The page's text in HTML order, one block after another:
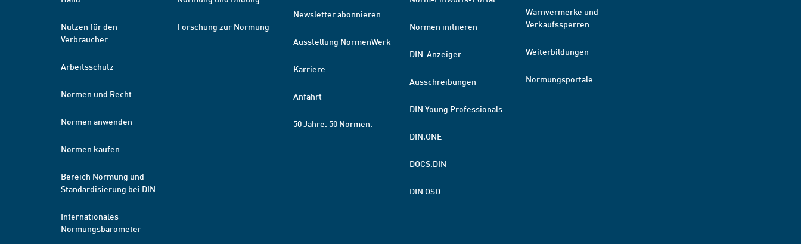
Nutzen für den
Verbraucher
Arbeitsschutz
Normen und Recht
Normen anwenden
Normen kaufen
Bereich Normung und
Standardisierung bei DIN
Internationales
Normungsbarometer
Forschung zur Normung
Newsletter abonnieren
Ausstellung NormenWerk
Karriere
Anfahrt
50 Jahre. 50 Normen.
Normen initiieren
DIN-Anzeiger
Ausschreibungen
DIN Young Professionals
DIN.ONE
DOCS.DIN
DIN OSD
Warnvermerke und
Verkaufssperren
Weiterbildungen
Normungsportale